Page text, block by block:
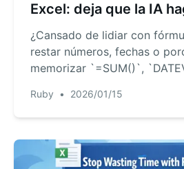
Excel: deja que la IA
cálculos por ti
¿Cansado de lidiar con
restar números, fechas o
memorizar `=SUM()`,
Excel realiza cualquier resta
simples comandos de texto.
Ruby • 2026/01/15